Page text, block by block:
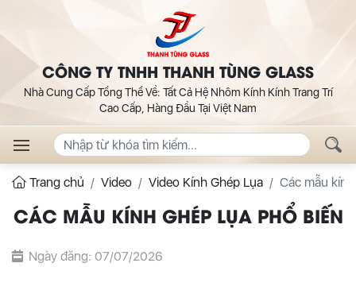
CÔNG TY TNHH THANH TÙNG GLASS
Nhà Cung Cấp Tổng Thể Về: Tất Cả Hệ Nhôm Kính Kính Trang Trí
Cao Cấp, Hàng Đầu Tại Việt Nam
Trang chủ Video Video Kính Ghép Lụa Các mẫu
CÁC MẪU KÍNH GHÉP LỤA PHỔ BIẾN
Ngày đăng: 07/07/2026